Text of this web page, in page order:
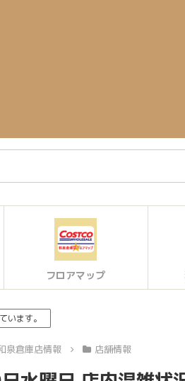
フロアマップ
います。
泉倉庫店情報 店舗情報